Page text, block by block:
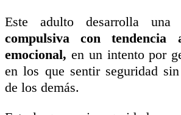
Este adulto desarrolla una
compulsiva con
emocional, en un intento por
en los que sentir seguridad
de los demás.